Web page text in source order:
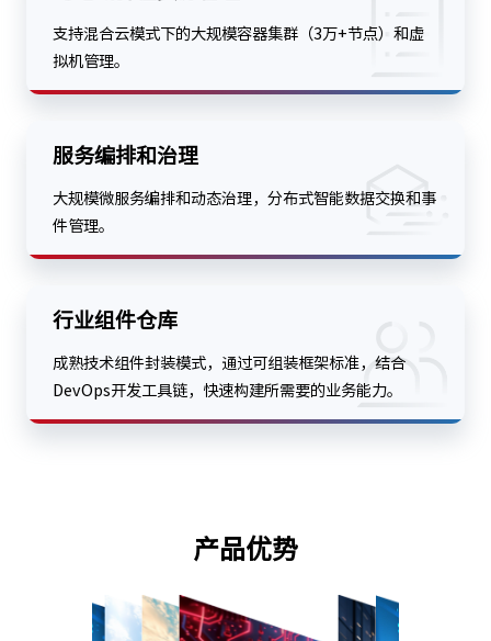
支持混合云模式下的大规模容器集群（3万+节点）和虚
拟机管理。
服务编排和治理
大规模微服务编排和动态治理，分布式智能数据交换和事
件管理。
行业组件仓库
成熟技术组件封装模式，通过可组装框架标准，结合
DevOps开发工具链，快速构建所需要的业务能力。
产品优势